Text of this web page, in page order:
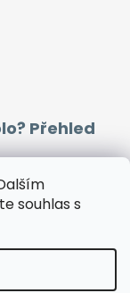
souhlas s
Přehled